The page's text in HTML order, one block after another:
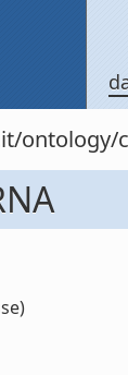
ontology/